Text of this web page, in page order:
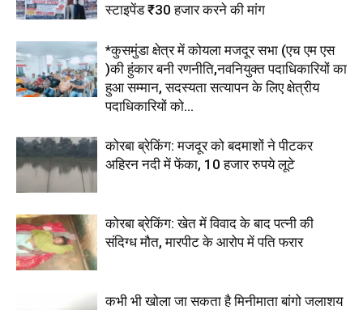
स्टाइपेंड ₹30 हजार करने की मांग
*कुसमुंडा क्षेत्र में कोयला मजदूर सभा (एच एम एस
)की हुंकार बनी रणनीति,नवनियुक्त पदाधिकारियों का
हुआ सम्मान, सदस्यता सत्यापन के लिए क्षेत्रीय
पदाधिकारियों को...
कोरबा ब्रेकिंग: मजदूर को बदमाशों ने पीटकर
अहिरन नदी में फेंका, 10 हजार रुपये लूटे
कोरबा ब्रेकिंग: खेत में विवाद के बाद पत्नी की
संदिग्ध मौत, मारपीट के आरोप में पति फरार
कभी भी खोला जा सकता है मिनीमाता बांगो जलाशय